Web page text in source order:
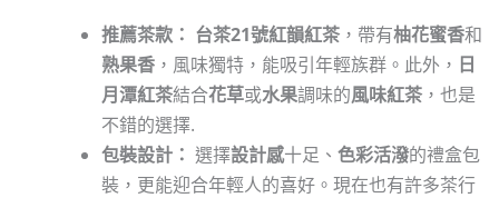
推薦茶款： 台茶21號紅韻紅茶，帶有柚花蜜香和
熟果香，風味獨特，能吸引年輕族群。此外， 日
月潭紅茶結合花草或水果調味的風味紅茶，也是
不錯的選擇.
包裝設計： 選擇設計感十足、 色彩活潑的禮盒包
裝，更能迎合年輕人的喜好。現在也有許多茶行